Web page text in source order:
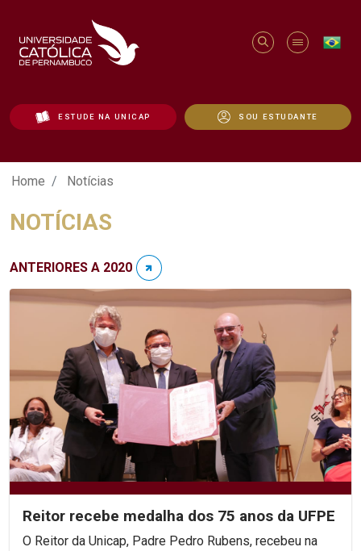
ESTUDE NA UNICAP SOU ESTUDANTE
Notícias - Unicap
Home Notícias
NOTÍCIAS
ANTERIORES A 2020
Reitor recebe medalha dos 75 anos da UFPE
O Reitor da Unicap, Padre Pedro Rubens, recebeu na